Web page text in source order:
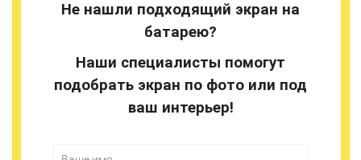
Не нашли подходящий экран на
батарею?
Наши специалисты помогут
подобрать экран по фото или под
ваш интерьер!